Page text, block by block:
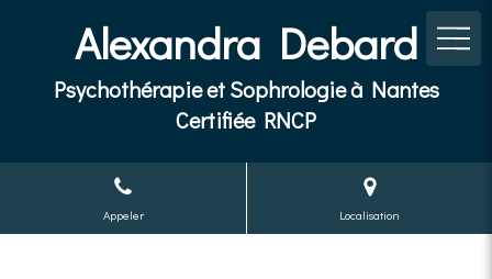
Alexandra Debard
Psychothérapie et Sophrologie à Nantes
Certifiée RNCP
Appeler Localisation